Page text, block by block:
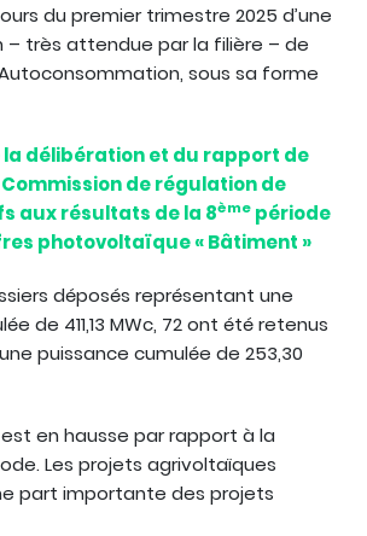
du premier trimestre 2025 d’une
– très attendue par la filière – de
sous sa forme
délibération et du rapport de
de régulation de
aux résultats de la 8ème période
photovoltaïque « Bâtiment »
déposés représentant une
de 411,13 MWc, 72 ont été retenus
puissance cumulée de 253,30
en hausse par rapport à la
Les projets agrivoltaïques
part importante des projets